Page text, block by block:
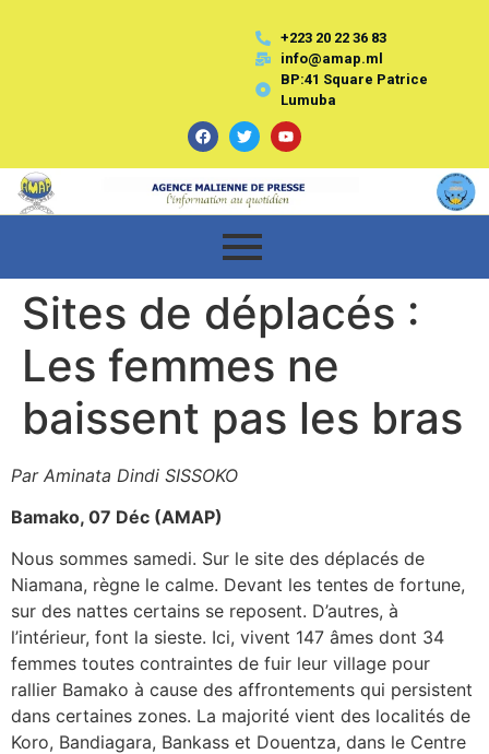
+223 20 22 36 83
info@amap.ml
BP:41 Square Patrice
Lumuba
Sites de déplacés :
Les femmes ne
baissent pas les bras
Par Aminata Dindi SISSOKO
Bamako, 07 Déc (AMAP)
Nous sommes samedi. Sur le site des déplacés de
Niamana, règne le calme. Devant les tentes de fortune,
sur des nattes certains se reposent. D’autres, à
l’intérieur, font la sieste. Ici, vivent 147 âmes dont 34
femmes toutes contraintes de fuir leur village pour
rallier Bamako à cause des affrontements qui persistent
dans certaines zones. La majorité vient des localités de
Koro, Bandiagara, Bankass et Douentza, dans le Centre